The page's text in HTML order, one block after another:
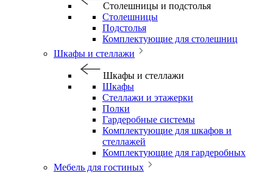
Столешницы и подстолья
Столешницы
Подстолья
Комплектующие для столешниц
Шкафы и стеллажи
Шкафы и стеллажи
Шкафы
Стеллажи и этажерки
Полки
Гардеробные системы
Комплектующие для шкафов и
стеллажей
Комплектующие для гардеробных
Мебель для гостиных